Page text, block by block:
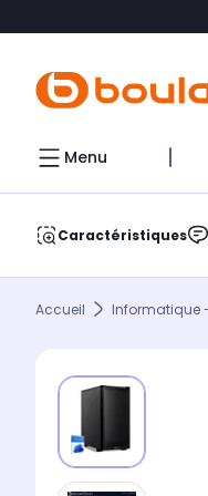
Menu
Caractéristiques
Accueil Informatique